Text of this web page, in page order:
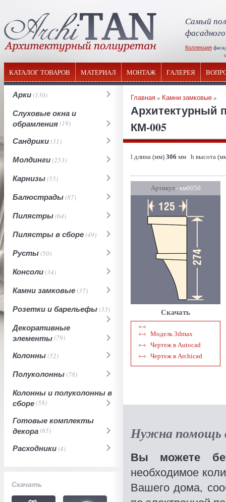
Самый
Коллекция
КАТАЛОГ ТОВАРОВ МАТЕРИАЛ МОНТАЖ ГАЛЕРЕЯ
Арки(130)
Слуховые окна и
обрамления(19)
Сандрики(31)
Молдинги(253)
Карнизы(55)
Балюстрады(87)
Пилястры(64)
Пилястры в сборе(49)
Русты(50)
Консоли(34)
Камни замковые(37)
Розетки и барельефы(33)
Декоративные
элементы(79)
Колонны(52)
Полуколонны(78)
Колонны и полуколонны в
сборе(58)
Готовые комплекты
декора(65)
Расходники(4)
Скачать
Главная» Камни замковые»
Архитектурный
КМ-005
l длина (мм) 306 мм h высота
Артикул- км0050
Скачать
Модель 3dmax
Чертеж в Autocad
Чертеж в Archicad
Нужна помощь
Вы можете
необходимое
Вашего дома,